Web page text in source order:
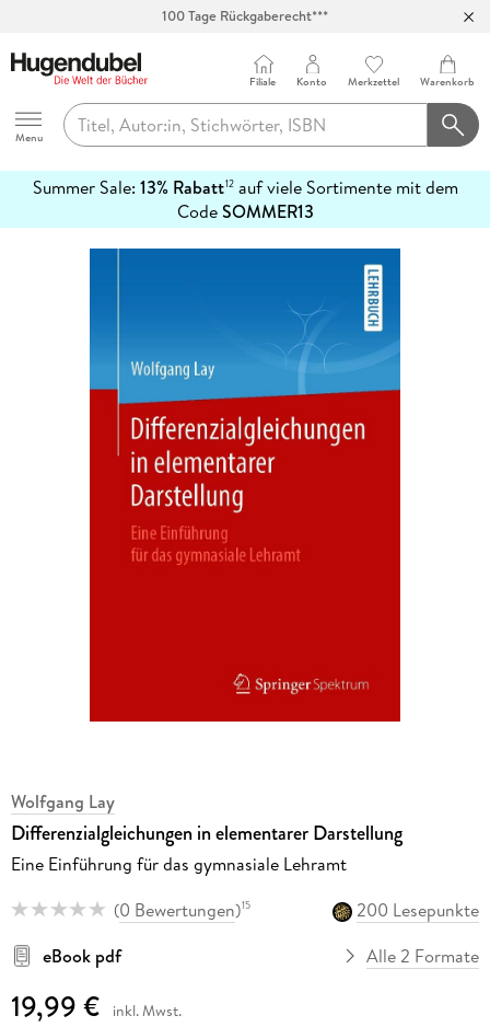
100 Tage Rückgaberecht***
Hugendubel
Menu
Filiale Konto Merkzettel Warenkorb
Summer Sale: 13% Rabatt12auf viele Sortimente mit dem
CodeSOMMER13
erfahren
Wolfgang Lay
Differenzialgleichungen in elementarer Darstellung
Eine Einführung für das gymnasiale Lehramt
(0 Bewertungen)15
200 Lesepunkte
eBook pdf
Alle 2 Formate
19,99 € inkl. Mwst.